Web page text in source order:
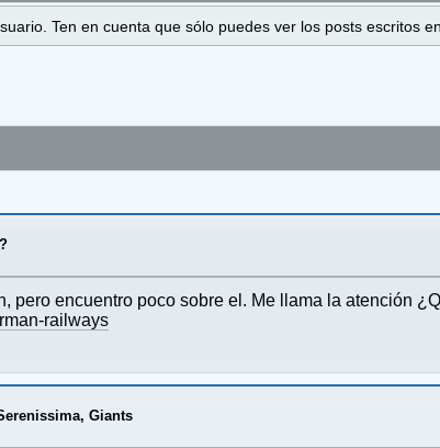
Ten en cuenta que sólo puedes ver los posts escritos
pero encuentro poco sobre el. Me llama la atención
railways
Giants